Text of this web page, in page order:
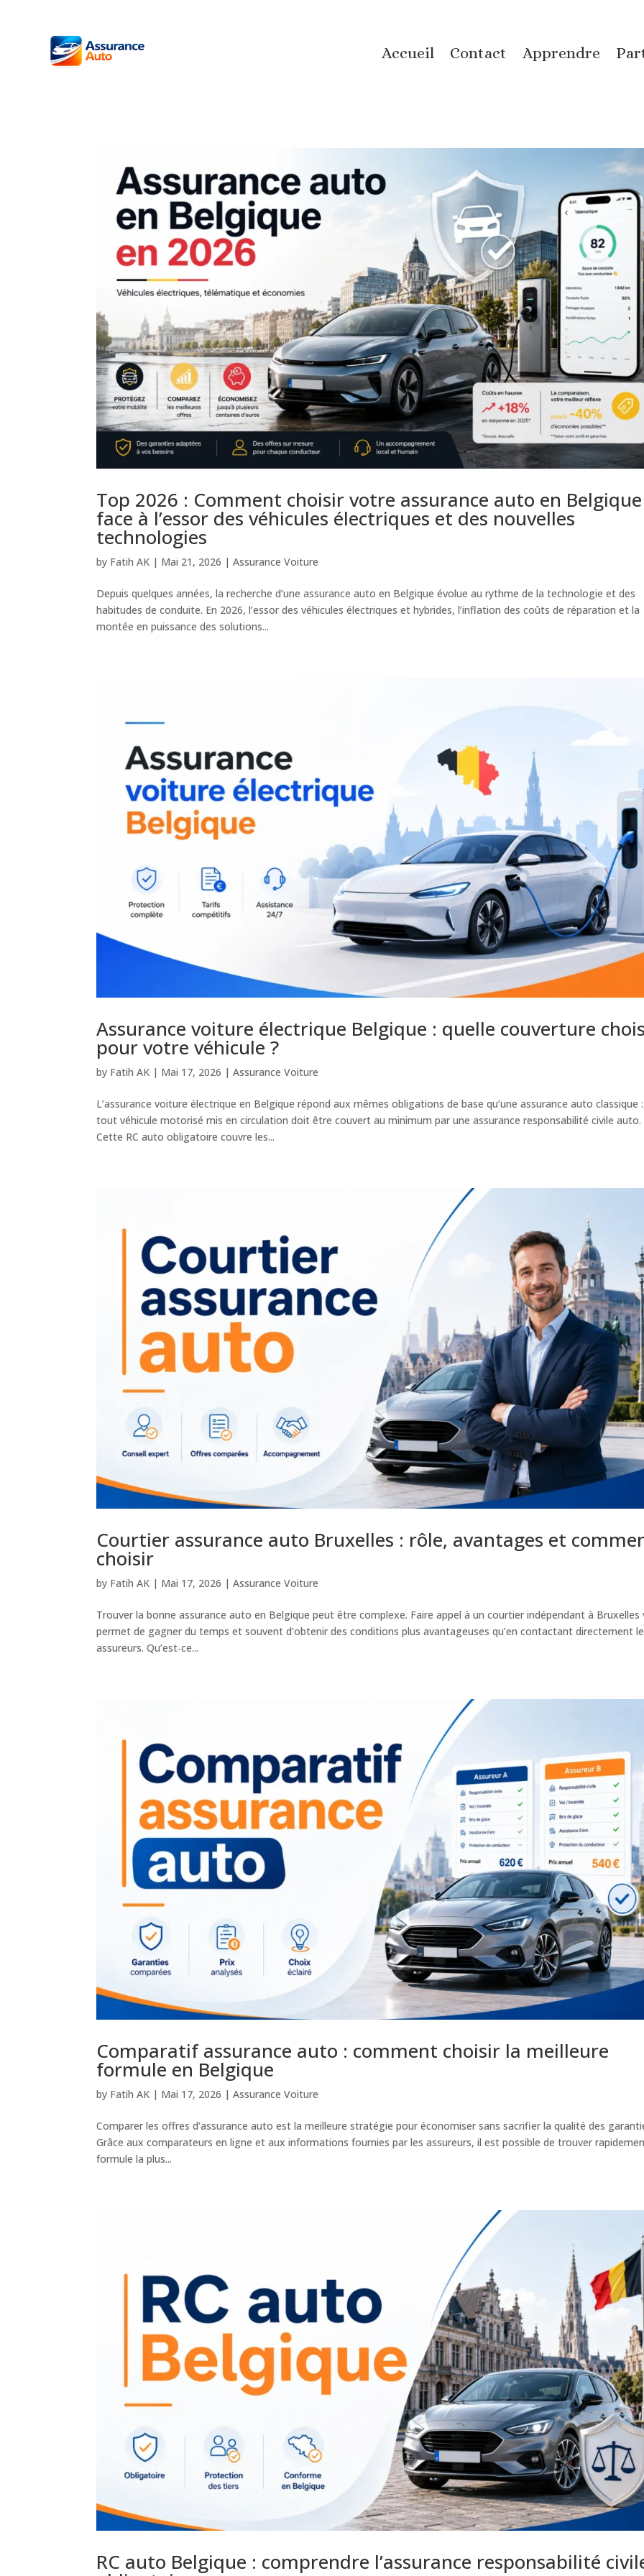
Accueil Contact Apprendre
Top 2026 : Comment choisir votre assurance auto en Belgique
face à l’essor des véhicules électriques et des nouvelles
technologies
by Fatih AK | Mai 21, 2026 |Assurance Voiture
Depuis quelques années, la recherche d’une assurance auto en Belgique évolue au rythme de la technologie et des
habitudes de conduite. En 2026, l’essor des véhicules électriques et hybrides, l’inflation des coûts de réparation et la
montée en puissance des solutions...
Assurance voiture électrique Belgique : quelle couverture
pour votre véhicule ?
by Fatih AK | Mai 17, 2026 |Assurance Voiture
L’assurance voiture électrique en Belgique répond aux mêmes obligations de base qu’une assurance auto classique :
tout véhicule motorisé mis en circulation doit être couvert au minimum par une assurance responsabilité civile auto.
Cette RC auto obligatoire couvre les...
Courtier assurance auto Bruxelles : rôle, avantages et
choisir
by Fatih AK | Mai 17, 2026 |Assurance Voiture
Trouver la bonne assurance auto en Belgique peut être complexe. Faire appel à un courtier indépendant à Bruxelles
permet de gagner du temps et souvent d’obtenir des conditions plus avantageuses qu’en contactant directement
assureurs. Qu’est‑ce...
Comparatif assurance auto : comment choisir la meilleure
formule en Belgique
by Fatih AK | Mai 17, 2026 |Assurance Voiture
Comparer les offres d’assurance auto est la meilleure stratégie pour économiser sans sacrifier la qualité des
Grâce aux comparateurs en ligne et aux informations fournies par les assureurs, il est possible de trouver
formule la plus...
RC auto Belgique : comprendre l’assurance responsabilité